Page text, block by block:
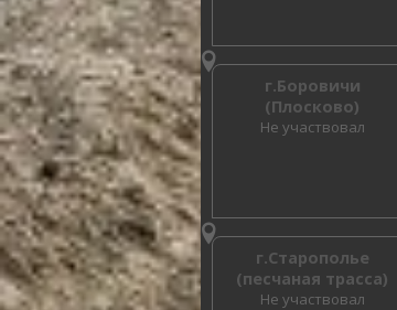
г.Боровичи
(Плосково)
Не участвовал
г.Старополье
(песчаная трасса)
Не участвовал